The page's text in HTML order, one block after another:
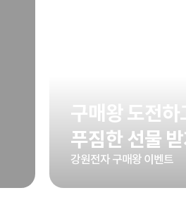
구매왕 도전하
푸짐한 선물
강원전자 구매왕 이벤트